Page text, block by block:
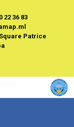
22 36 83
Patrice